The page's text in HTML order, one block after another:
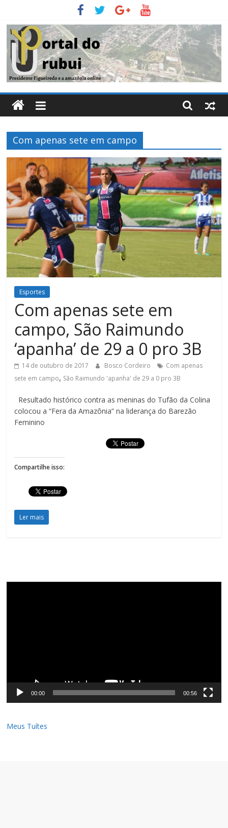
conteúdo
Portal
Do
Urubui
informativo
eletrônico
de
Presidente
Figueiredo
Com apenas sete em campo
Esportes
Com apenas sete em
campo, São Raimundo
‘apanha’ de 29 a 0 pro 3B
14 de outubro de 2017 Bosco Cordeiro
Com apenas
sete em campo, São Raimundo 'apanha' de 29 a 0 pro 3B
Resultado histórico contra as meninas do Tufão da Colina
colocou a “Fera da Amazônia” na liderança do Barezão
Feminino
Compartilhe isso:
Ler mais
00:00 00:56
Meus Tuítes